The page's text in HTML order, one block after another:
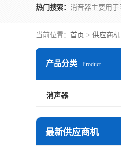
热门搜索：
当前位置： 首页 > 供应商机
产品分类 Product
消声器
最新供应商机